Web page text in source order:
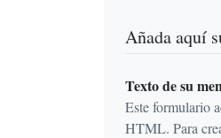
Añada aquí
Texto de su
Este formulario
HTML. Para